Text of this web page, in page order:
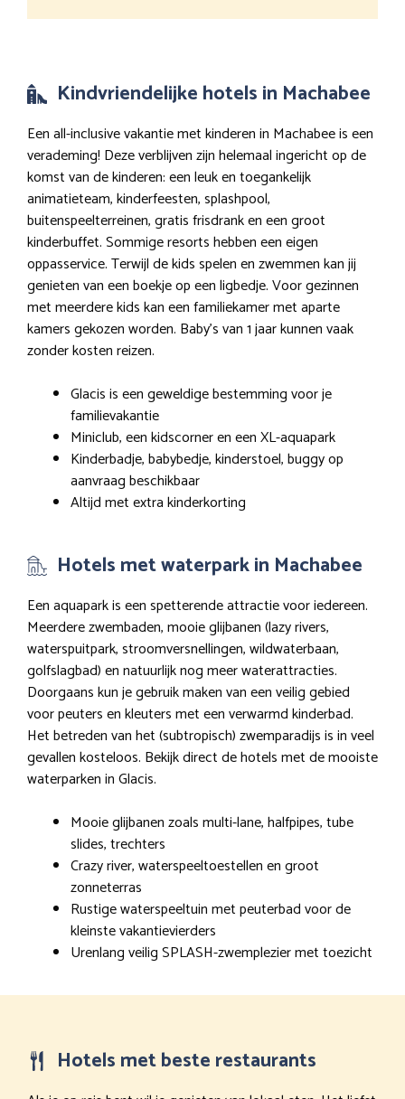
Kindvriendelijke hotels in Machabee
Een all-inclusive vakantie met kinderen in Machabee is een
verademing! Deze verblijven zijn helemaal ingericht op de
komst van de kinderen: een leuk en toegankelijk
animatieteam, kinderfeesten, splashpool,
buitenspeelterreinen, gratis frisdrank en een groot
kinderbuffet. Sommige resorts hebben een eigen
oppasservice. Terwijl de kids spelen en zwemmen kan jij
genieten van een boekje op een ligbedje. Voor gezinnen
met meerdere kids kan een familiekamer met aparte
kamers gekozen worden. Baby’s van 1 jaar kunnen vaak
zonder kosten reizen.
Glacis is een geweldige bestemming voor je
familievakantie
Miniclub, een kidscorner en een XL-aquapark
Kinderbadje, babybedje, kinderstoel, buggy op
aanvraag beschikbaar
Altijd met extra kinderkorting
Hotels met waterpark in Machabee
Een aquapark is een spetterende attractie voor iedereen.
Meerdere zwembaden, mooie glijbanen (lazy rivers,
waterspuitpark, stroomversnellingen, wildwaterbaan,
golfslagbad) en natuurlijk nog meer waterattracties.
Doorgaans kun je gebruik maken van een veilig gebied
voor peuters en kleuters met een verwarmd kinderbad.
Het betreden van het (subtropisch) zwemparadijs is in veel
gevallen kosteloos. Bekijk direct de hotels met de mooiste
waterparken in Glacis.
Mooie glijbanen zoals multi-lane, halfpipes, tube
slides, trechters
Crazy river, waterspeeltoestellen en groot
zonneterras
Rustige waterspeeltuin met peuterbad voor de
kleinste vakantievierders
Urenlang veilig SPLASH-zwemplezier met toezicht
Hotels met beste restaurants